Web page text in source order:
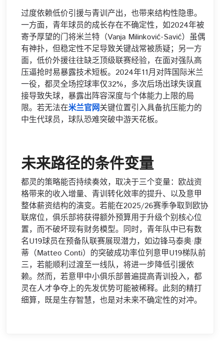
过度依赖低价引援与青训产出，也带来结构性隐患。
一方面，青年球员的成长存在不确定性，如2024年被
寄予厚望的门将米兰特（Vanja Milinković-Savić）虽偶
有神扑，但稳定性不足导致关键战常被质疑；另一方
面，低价外援往往缺乏顶级联赛经验，在面对强队高
压逼抢时易暴露技术短板。2024年11月对阵国际米兰
一役，都灵全场控球率仅32%，多次后场出球失误直
接导致失球，暴露出阵容深度与个体能力上限的局
限。若无法在米兰官网关键位置引入具备抗压能力的
中生代球员，球队恐难突破中游天花板。
未来路径的条件变量
都灵的策略能否持续奏效，取决于三个变量：欧战资
格带来的收入增量、青训转化效率的提升、以及意甲
整体薪资结构的演变。若能在2025/26赛季争取到欧协
联席位，俱乐部将获得额外预算用于升级个别核心位
置，而不破坏现有财务模型。同时，青年队中已有数
名U19球员在预备队联赛展现潜力，如边锋马泰奥·康
蒂（Matteo Conti）的突破成功率位列意甲U19梯队前
三，若能顺利过渡至一线队，将进一步降低引援依
赖。然而，若意甲中小俱乐部普遍提高青训投入，都
灵在人才争夺上的先发优势可能被稀释。此刻的精打
细算，既是生存智慧，也是对未来不确定性的对冲。